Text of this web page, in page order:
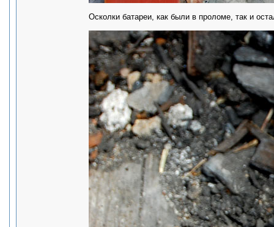
Осколки батареи, как были в проломе, так и